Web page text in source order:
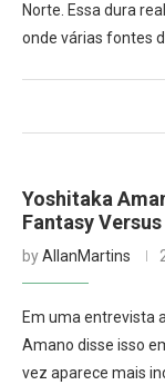
Norte. Essa dura
onde várias fontes
Yoshitaka
Fantasy Versus
byAllanMartins
Em uma entrevista
Amano disse isso
vez aparece mais